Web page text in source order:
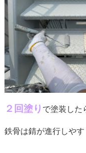
２回塗り で塗装した
鉄骨は錆が進行しや